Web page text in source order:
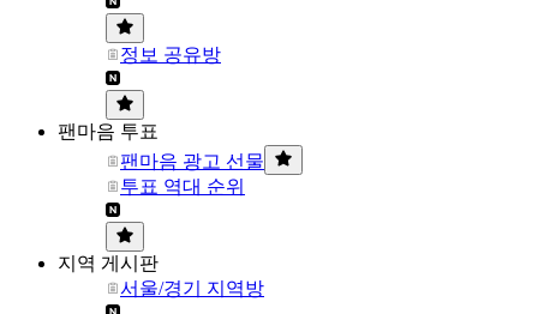
정보 공유방
팬마음 투표
팬마음 광고 선물
투표 역대 순위
지역 게시판
서울/경기 지역방